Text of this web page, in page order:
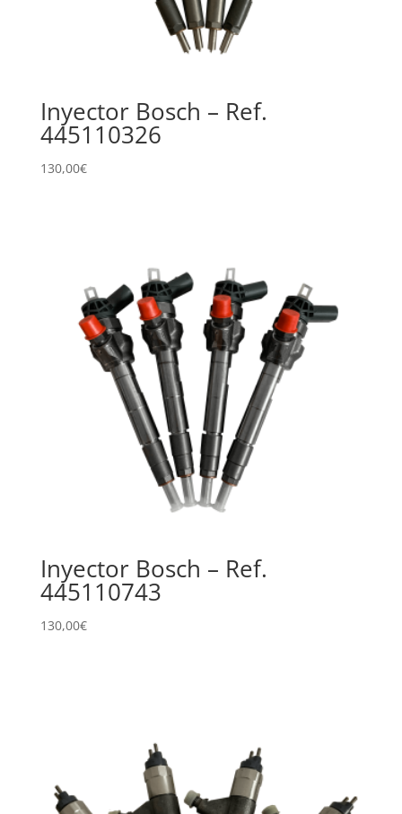
Inyector Bosch – Ref.
445110326
130,00€
Inyector Bosch – Ref.
445110743
130,00€